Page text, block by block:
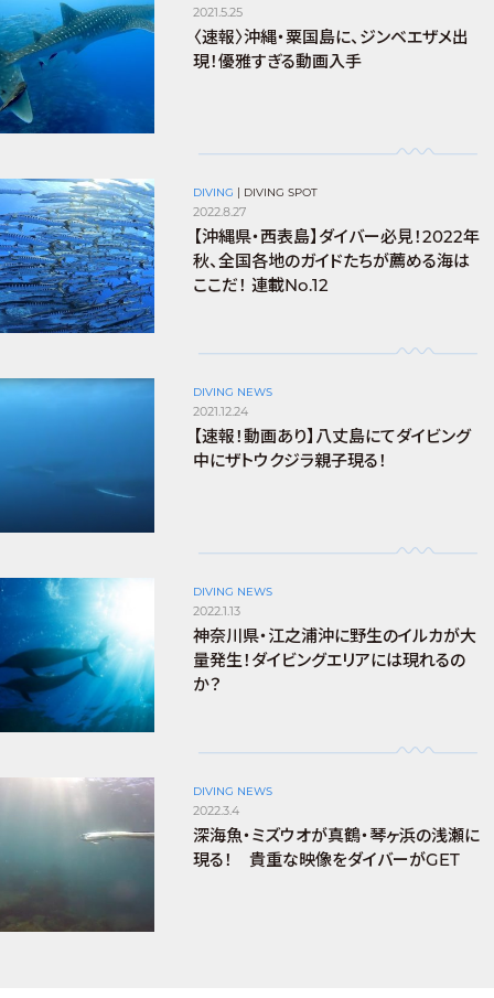
2021.5.25
〈速報〉沖縄・粟国島に、ジンベエザメ出
現！優雅すぎる動画入手
DIVING | DIVING SPOT
2022.8.27
【沖縄県・西表島】ダイバー必見！2022年
秋、全国各地のガイドたちが薦める海は
ここだ！ 連載No.12
DIVING NEWS
2021.12.24
【速報！動画あり】八丈島にてダイビング
中にザトウクジラ親子現る！
DIVING NEWS
2022.1.13
神奈川県・江之浦沖に野生のイルカが大
量発生！ダイビングエリアには現れるの
か？
DIVING NEWS
2022.3.4
深海魚・ミズウオが真鶴・琴ヶ浜の浅瀬に
現る！ 貴重な映像をダイバーがGET